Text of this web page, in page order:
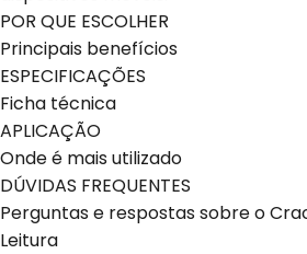
POR QUE ESCOLHER
Principais benefícios
ESPECIFICAÇÕES
Ficha técnica
APLICAÇÃO
Onde é mais utilizado
DÚVIDAS FREQUENTES
Perguntas e respostas sobre o
Leitura